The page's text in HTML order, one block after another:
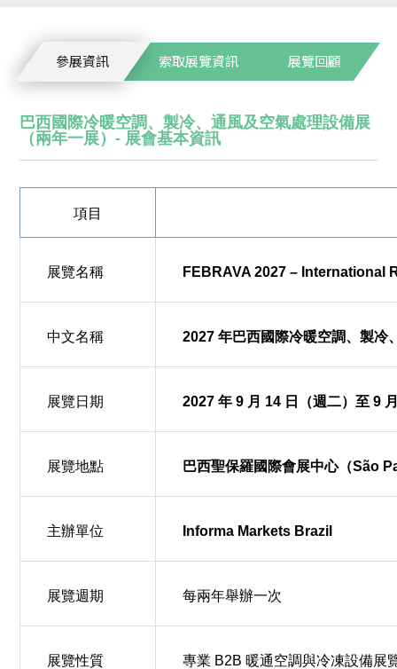
參展資訊 索取展覽資訊 展覽回顧
巴西國際冷暖空調、製冷、通風及空氣處理設備展
（兩年一展）- 展會基本資訊
項目
展覽名稱 FEBRAVA 2027 –
中文名稱 2027 年巴西國際冷暖空調、製冷
展覽日期 2027 年 9 月 14 日（週二）至 9
展覽地點 巴西聖保羅國際會展中心（São
主辦單位 Informa Markets Brazil
展覽週期 每兩年舉辦一次
展覽性質 專業 B2B 暖通空調與冷凍設備展